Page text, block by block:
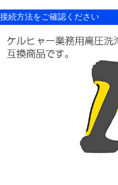
接続方法をご確認ください